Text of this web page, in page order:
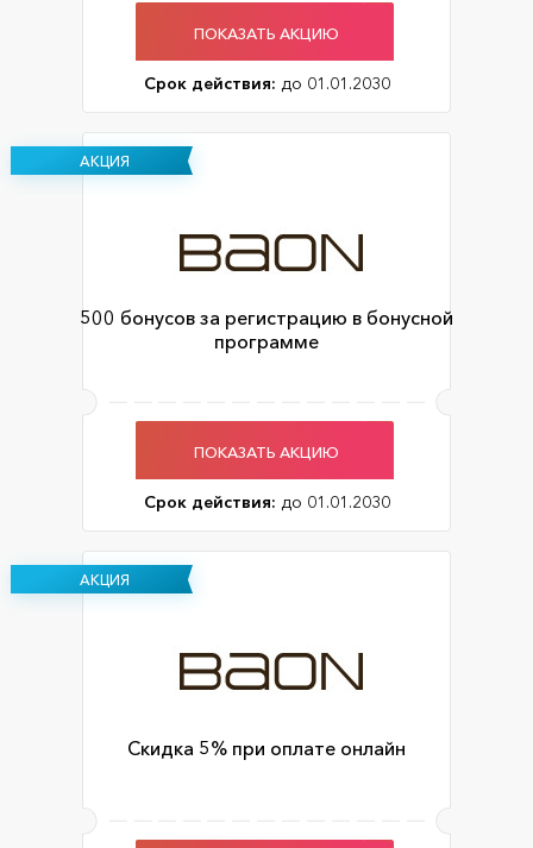
ПОКАЗАТЬ АКЦИЮ
Срок действия: до 01.01.2030
АКЦИЯ
500 бонусов за регистрацию в бонусной
программе
ПОКАЗАТЬ АКЦИЮ
Срок действия: до 01.01.2030
АКЦИЯ
Скидка 5% при оплате онлайн